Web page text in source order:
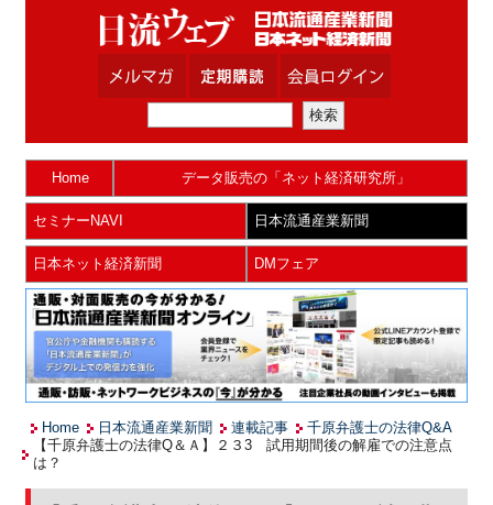
Home データ販売の「ネット経済研究所」
セミナーNAVI 日本流通産業新聞
日本ネット経済新聞 DMフェア
Home 日本流通産業新聞 連載記事
千原弁護士の法律Q&A
【千原弁護士の法律Q＆Ａ】２３3 試用期間後の解雇での注意点
は？